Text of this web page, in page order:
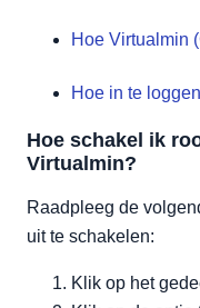
Hoe Virtualmin
Hoe in te
Hoe schakel ik
Virtualmin?
Raadpleeg de
uit te schakelen:
Klik op het